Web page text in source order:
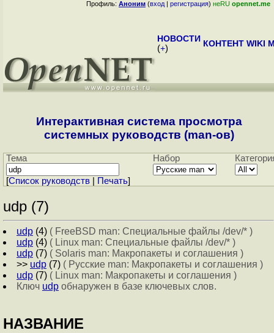
Профиль: Аноним (вход | регистрация) неRU opennet.me
НОВОСТИ
(+) КОНТЕНТ WIKI
Интерактивная система просмотра
системных руководств (man-ов)
Тема Набор
[Cписок руководств Печать]
udp (7)
udp (4) ( FreeBSD man: Специальные файлы /dev/* )
udp (4) ( Linux man: Специальные файлы /dev/* )
udp (7) ( Solaris man: Макропакеты и соглашения )
>> udp (7) ( Русские man: Макропакеты и соглашения )
udp (7) ( Linux man: Макропакеты и соглашения )
Ключ udp обнаружен в базе ключевых слов.
НАЗВАНИЕ